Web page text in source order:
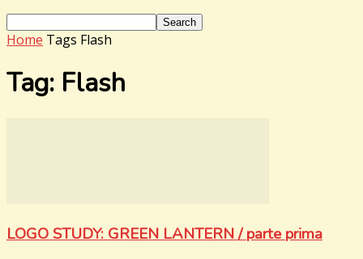
Home Tags Flash
Tag: Flash
LOGO STUDY: GREEN LANTERN / parte prima